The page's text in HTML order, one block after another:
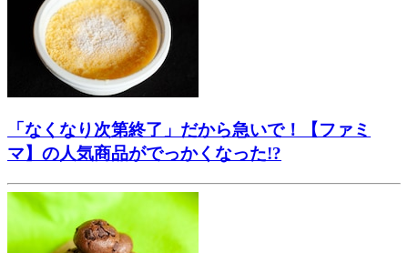
「なくなり次第終了」だから急いで！【ファミ
マ】の人気商品がでっかくなった!?